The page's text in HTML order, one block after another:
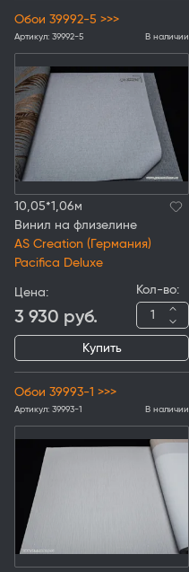
Обои 39992-5 >>>
Артикул: 39992-5 В наличии
10,05*1,06м
Винил на флизелине
AS Creation (Германия)
Pacifica Deluxe
Цена:
3 930 руб.
Кол-во:
Купить
Обои 39993-1 >>>
Артикул: 39993-1 В наличии